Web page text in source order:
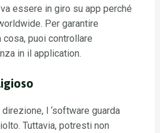
essere in giro su app perché
Per garantire
puoi controllare
in il application.
l ‘software guarda
Tuttavia, potresti non